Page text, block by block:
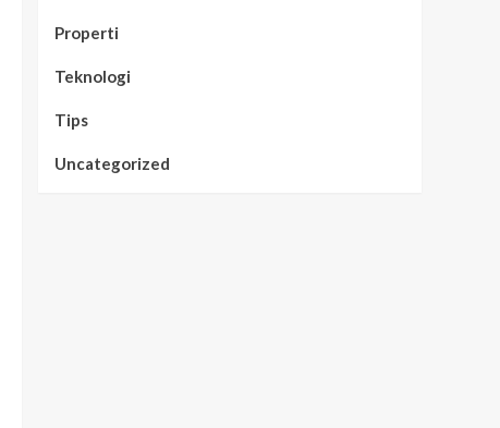
Properti
Teknologi
Tips
Uncategorized